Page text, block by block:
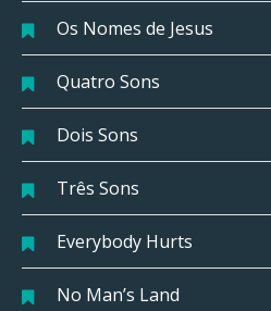
Os Nomes de Jesus
Quatro Sons
Dois Sons
Três Sons
Everybody Hurts
No Man’s Land